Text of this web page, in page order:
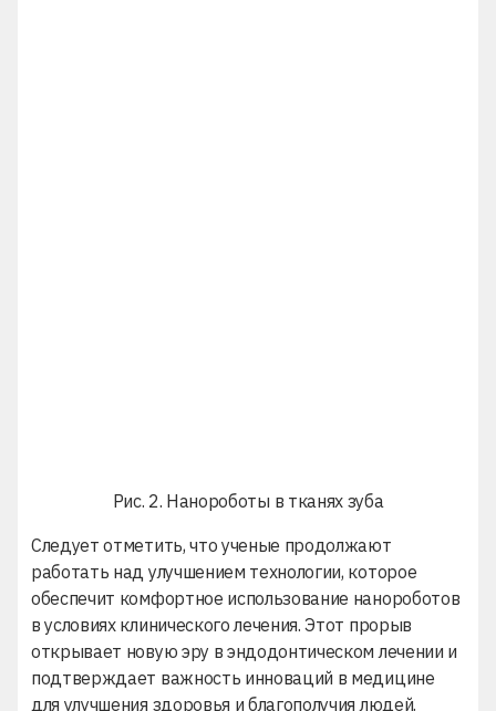
Рис. 2. Нанороботы в тканях зуба
Следует отметить, что ученые продолжают
работать над улучшением технологии, которое
обеспечит комфортное использование нанороботов
в условиях клинического лечения. Этот прорыв
открывает новую эру в эндодонтическом лечении и
подтверждает важность инноваций в медицине
для улучшения здоровья и благополучия людей.